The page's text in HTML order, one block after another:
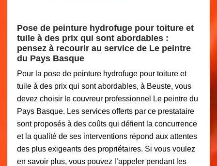
Pose de peinture hydrofuge pour toiture et
tuile à des prix qui sont abordables :
pensez à recourir au service de Le peintre
du Pays Basque
Pour la pose de peinture hydrofuge pour toiture et
tuile à des prix qui sont abordables, à Beuste, vous
devez choisir le couvreur professionnel Le peintre du
Pays Basque. Les services offerts par ce prestataire
sont proposés à des coûts qui défient la concurrence
et la qualité de ses interventions répond aux attentes
des plus exigeants des propriétaires. Si vous voulez
en savoir plus, vous pouvez l’appeler pendant les